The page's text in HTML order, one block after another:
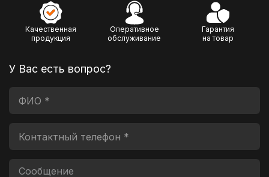
Качественная
продукция
Оперативное
обслуживание
Гарантия
на товар
У Вас есть вопрос?